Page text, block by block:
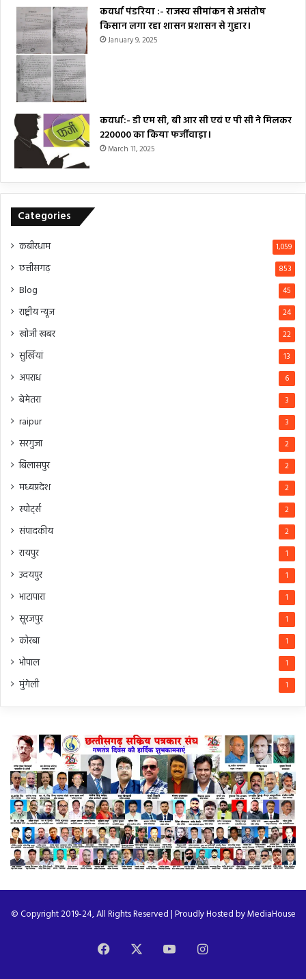
कवर्धा पंडरिया :- राजस्व सीमांकन से असंतोष
किसान लगा रहा शासन प्रशासन से गुहार।
January 9, 2025
कवर्धा:- डी एम सी, बी आर सी एवं ए पी सी ने मिलकर
₹220000 का किया फर्जीवाड़ा।
March 11, 2025
Categories
कबीरधाम 1,059
छत्तीसगढ़ 853
Blog 45
राष्ट्रीय न्यूज 24
खोजी खबर 22
सुर्खियां 13
अपराध 6
बेमेतरा 3
raipur 3
सरगुजा 2
बिलासपुर 2
मध्यप्रदेश 2
स्पोर्ट्स 2
संपादकीय 2
रायपुर 1
उदयपुर 1
भाटापारा 1
सूरजपुर 1
कोरबा 1
भोपाल 1
मुंगेली 1
© Copyright 2019-24, All Rights Reserved | Proudly Hosted byMediaHouse
Facebook YouTubeInstagram